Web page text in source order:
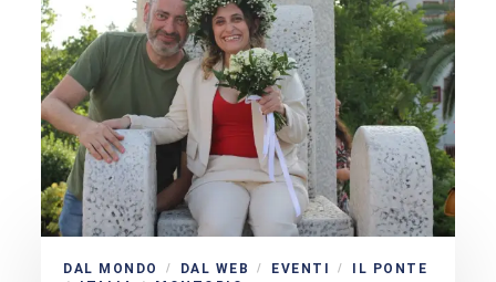
DAL MONDO / DAL WEB / EVENTI / IL PONTE